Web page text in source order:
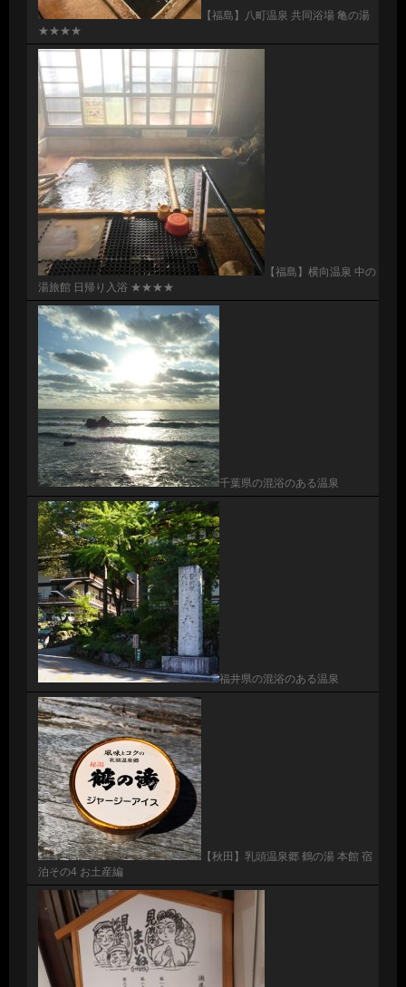
【福島】八町温泉 共同浴場 亀の湯
★★★★
【福島】横向温泉 中の
湯旅館 日帰り入浴 ★★★★
千葉県の混浴のある温泉
福井県の混浴のある温泉
【秋田】乳頭温泉郷 鶴の湯 本館 宿
泊その4 お土産編